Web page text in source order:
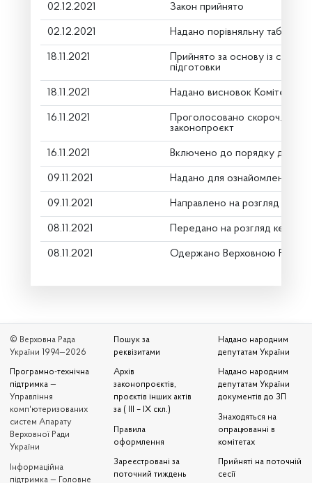
02.12.2021 Закон прийнято
02.12.2021 Надано порівняльну таблицю
18.11.2021
Прийнято за основу із
підготовки
18.11.2021 Надано висновок Комітету
16.11.2021
Проголосовано скороч.
законопроєкт
16.11.2021 Включено до порядку
09.11.2021 Надано для ознайомлення
09.11.2021 Направлено на розгляд
08.11.2021 Передано на розгляд
08.11.2021 Одержано Верховною Радою
© Верховна Рада
України 1994—2026
Програмно-технічна
підтримка —
Управління
комп'ютеризованих
систем Апарату
Верховної Ради
України
Iнформаційна
підтримка — Головне
Пошук за
реквізитами
Архів
законопроєктів,
проєктів інших актів
за ( III – IX скл.)
Правила
оформлення
Зареєстровані за
поточний тиждень
Надано народним
депутатам України
Надано народним
депутатам України
документів до ЗП
Знаходяться на
опрацюванні в
комітетах
Прийняті на поточній
сесії